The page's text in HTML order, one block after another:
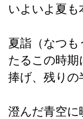
いよいよ夏も
夏詣（なつも
たるこの時期
捧げ、残りの
澄んだ青空に